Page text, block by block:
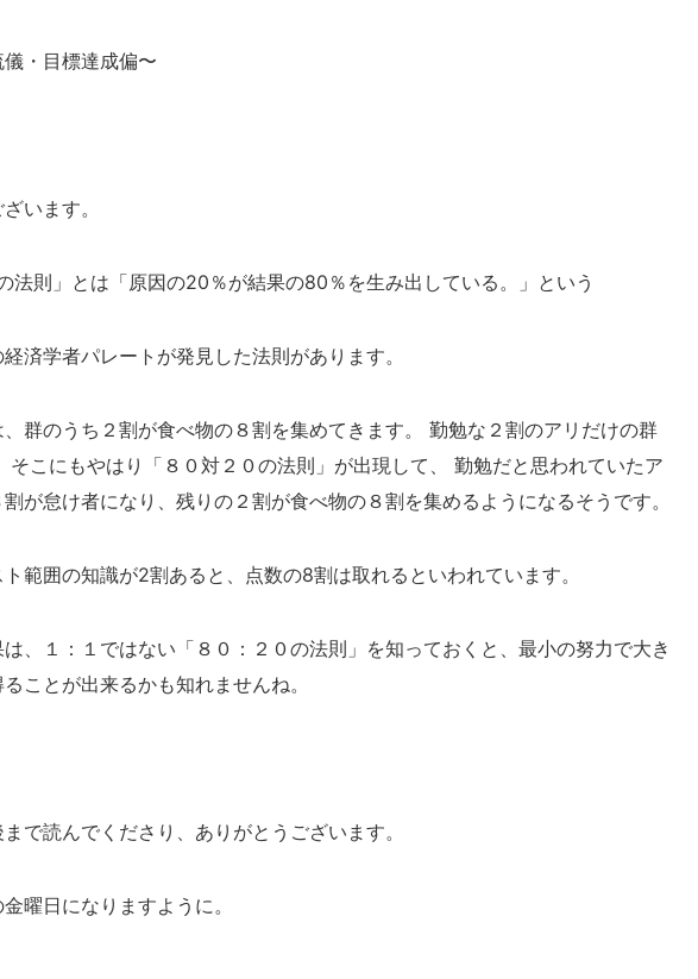
・目標達成偏〜
います。
法則」とは「原因の20％が結果の80％を生み出している。」という
済学者パレートが発見した法則があります。
群のうち２割が食べ物の８割を集めてきます。 勤勉な２割のアリだけの群
そこにもやはり「８０対２０の法則」が出現して、 勤勉だと思われていたア
割が怠け者になり、残りの２割が食べ物の８割を集めるようになるそうです。
ト範囲の知識が2割あると、点数の8割は取れるといわれています。
は、１：１ではない「８０：２０の法則」を知っておくと、最小の努力で大き
ことが出来るかも知れませんね。
で読んでくださり、ありがとうございます。
曜日になりますように。